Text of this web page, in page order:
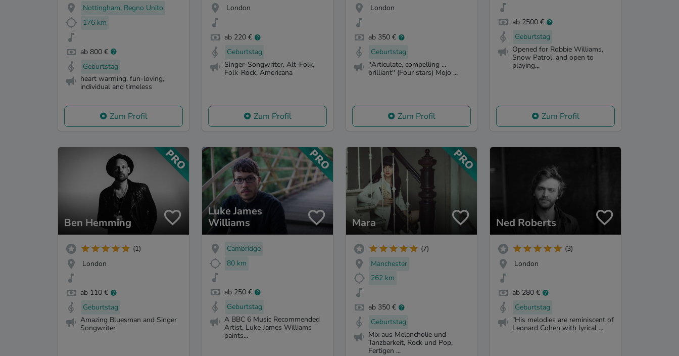
Nottingham, Regno Unito
176 km
ab 800 €
Geburtstag
heart warming, fun-loving,
individual and timeless
Zum Profil
London
ab 220 €
Geburtstag
Singer-Songwriter, Alt-Folk,
Folk-Rock, Americana
Zum Profil
London
ab 350 €
Geburtstag
''Articulate, compelling ...
brilliant'' (Four stars) Mojo ...
Zum Profil
ab 2500 €
Geburtstag
Opened for Robbie Williams,
Snow Patrol, and open to
playing...
Zum Profil
Ben Hemming
(1)
London
ab 110 €
Geburtstag
Amazing Bluesman and Singer
Songwriter
Luke James
Williams
Cambridge
80 km
ab 250 €
Geburtstag
A BBC 6 Music Recommended
Artist, Luke James Williams
paints...
Mara
(7)
Manchester
262 km
ab 350 €
Geburtstag
Mix aus Melancholie und
Tanzbarkeit, Rock und Pop,
Fertigen ...
Ned Roberts
(3)
London
ab 280 €
Geburtstag
"His melodies are reminiscent of
Leonard Cohen with lyrical ...